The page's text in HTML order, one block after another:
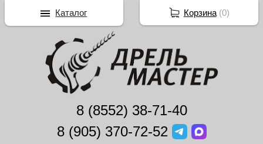
8 (8552) 38-71-40
8 (905) 370-72-52
Корзина(0)
Каталог